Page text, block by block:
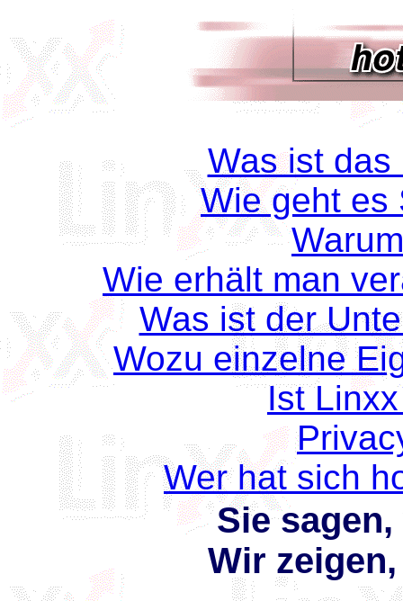
Was ist
Wie geht es
Wie erhält man
Was ist der
Wozu einzelne
Ist
Wer hat sich
Sie
Wir